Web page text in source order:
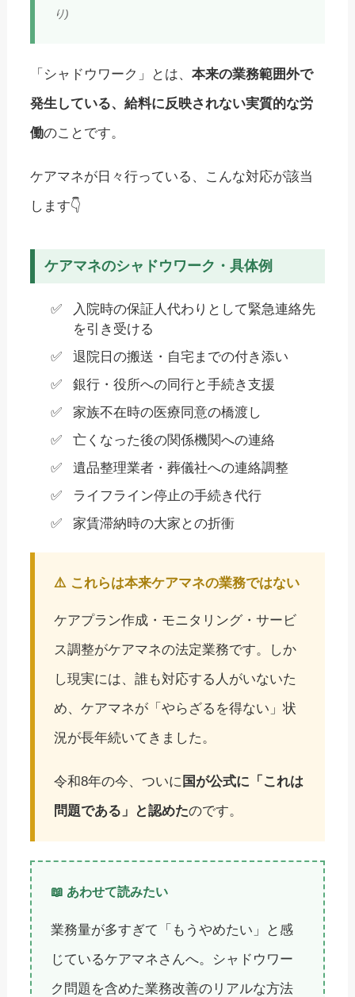
り)
「シャドウワーク」とは、本来の業務範囲外で
発生している、給料に反映されない実質的な労
働のことです。
ケアマネが日々行っている、こんな対応が該当
します👇
ケアマネのシャドウワーク・具体例
入院時の保証人代わりとして緊急連絡先
を引き受ける
退院日の搬送・自宅までの付き添い
銀行・役所への同行と手続き支援
家族不在時の医療同意の橋渡し
亡くなった後の関係機関への連絡
遺品整理業者・葬儀社への連絡調整
ライフライン停止の手続き代行
家賃滞納時の大家との折衝
⚠️ これらは本来ケアマネの業務ではない
ケアプラン作成・モニタリング・サービ
ス調整がケアマネの法定業務です。しか
し現実には、誰も対応する人がいないた
め、ケアマネが「やらざるを得ない」状
況が長年続いてきました。
令和8年の今、ついに 国が公式に「これは
問題である」と認めたのです。
📖 あわせて読みたい
業務量が多すぎて「もうやめたい」と感
じているケアマネさんへ。シャドウワー
ク問題を含めた業務改善のリアルな方法